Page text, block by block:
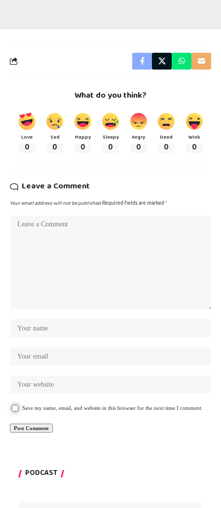
What do you think?
Love
0
Sad
0
Happy
0
Sleepy
0
Angry
0
Dead
0
Wink
0
Leave a Comment
Your email address will not be published.Required fields are marked*
Save my name, email, and website in this browser for the next time I comment.
PODCAST